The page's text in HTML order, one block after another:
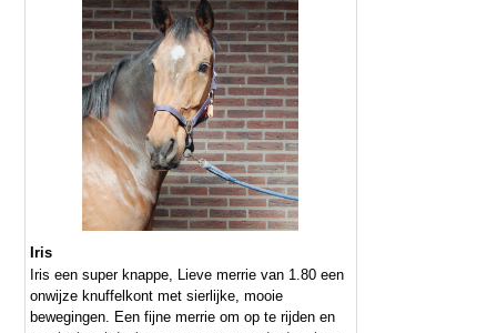
Iris
Iris een super knappe, Lieve merrie van 1.80 een
onwijze knuffelkont met sierlijke, mooie
bewegingen. Een fijne merrie om op te rijden en